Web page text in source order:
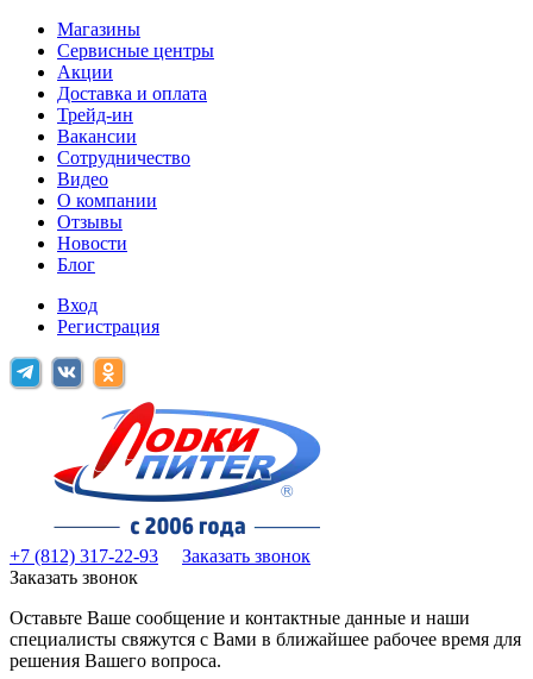
Магазины
Сервисные центры
Акции
Доставка и оплата
Трейд-ин
Вакансии
Сотрудничество
Видео
О компании
Отзывы
Новости
Блог
Вход
Регистрация
+7 (812) 317-22-93
Заказать звонок
Заказать звонок
Оставьте Ваше сообщение и контактные данные и наши
специалисты свяжутся с Вами в ближайшее рабочее время для
решения Вашего вопроса.